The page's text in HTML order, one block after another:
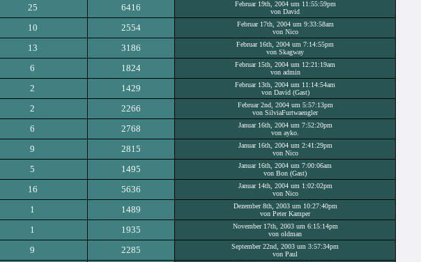
25 6416
Februar 19th, 2004 um 11:55:59pm
von David
10 2554
Februar 17th, 2004 um 9:33:58am
von Nico
13 3186
Februar 16th, 2004 um 7:14:55pm
von Skagway
6 1824
Februar 15th, 2004 um 12:21:19am
von admin
2 1429
Februar 13th, 2004 um 11:14:54am
von David (Gast)
2 2266
Februar 2nd, 2004 um 5:57:13pm
von SilviaFurtwaengler
6 2768
Januar 16th, 2004 um 7:52:20pm
von ayko.
9 2815
Januar 16th, 2004 um 2:41:29pm
von Nico
5 1495
Januar 16th, 2004 um 7:00:06am
von Bon (Gast)
16 5636
Januar 14th, 2004 um 1:02:02pm
von Nico
1 1489
Dezember 8th, 2003 um 10:27:40pm
von Peter Kamper
1 1935
November 17th, 2003 um 6:15:14pm
von oldman
9 2285
September 22nd, 2003 um 3:57:34pm
von Paul